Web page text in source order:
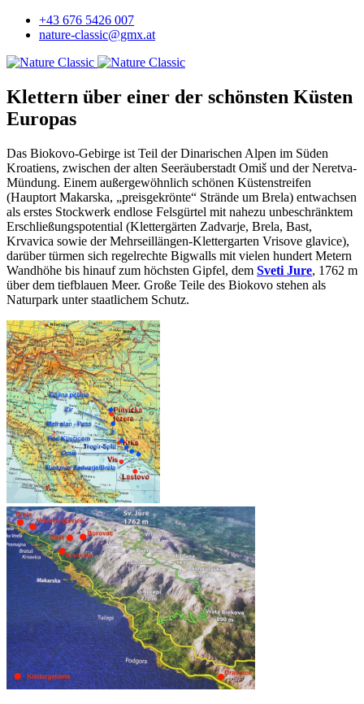
+43 676 5426 007
nature-classic@gmx.at
Klettern über einer der schönsten Küsten
Europas
Das Biokovo-Gebirge ist Teil der Dinarischen Alpen im Süden
Kroatiens, zwischen der alten Seeräuberstadt Omiš und der Neretva-
Mündung. Einem außergewöhnlich schönen Küstenstreifen
(Hauptort Makarska, „preisgekrönte“ Strände um Brela) entwachsen
als erstes Stockwerk endlose Felsgürtel mit nahezu unbeschränktem
Erschließungspotential (Klettergärten Zadvarje, Brela, Bast,
Krvavica sowie der Mehrseillängen-Klettergarten Vrisove glavice),
darüber türmen sich regelrechte Bigwalls mit vielen hundert Metern
Wandhöhe bis hinauf zum höchsten Gipfel, dem Sveti Jure, 1762 m
über dem tiefblauen Meer. Große Teile des Biokovo stehen als
Naturpark unter staatlichem Schutz.